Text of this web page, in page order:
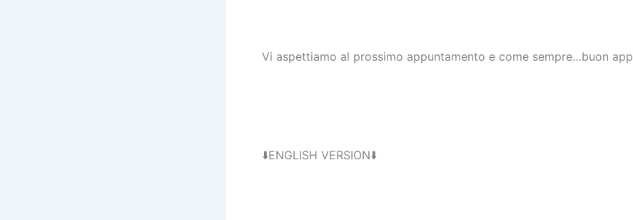
Vi aspettiamo al prossimo appuntamento e come sempre…buon
⬇️ENGLISH VERSION⬇️